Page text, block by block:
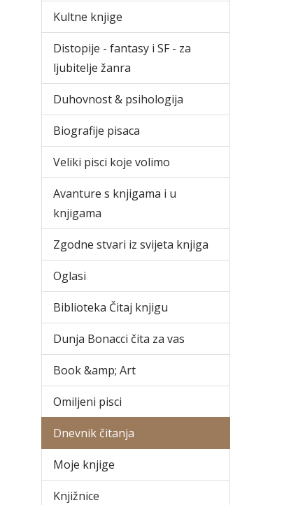
Kultne knjige
Distopije - fantasy i SF - za
ljubitelje žanra
Duhovnost & psihologija
Biografije pisaca
Veliki pisci koje volimo
Avanture s knjigama i u
knjigama
Zgodne stvari iz svijeta knjiga
Oglasi
Biblioteka Čitaj knjigu
Dunja Bonacci čita za vas
Book &amp; Art
Omiljeni pisci
Dnevnik čitanja
Moje knjige
Knjižnice